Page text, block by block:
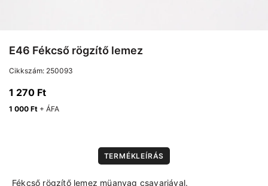
E46 Fékcső rögzítő lemez
Cikkszám: 250093
1 270 Ft
1 000 Ft + ÁFA
TERMÉKLEÍRÁS
Fékcső rögzítő lemez müanyag csavarjával.